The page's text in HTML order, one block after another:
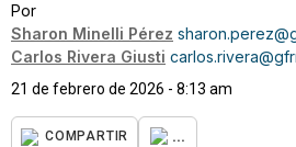
Por
Sharon Minelli Pérez
Carlos Rivera Giusti
21 de febrero de 2026 - 8:13 am
COMPARTIR ...